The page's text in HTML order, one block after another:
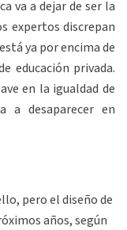
va a dejar de ser la
expertos discrepan
ya por encima de
educación privada.
en la igualdad de
a desaparecer en
pero el diseño de
años, según